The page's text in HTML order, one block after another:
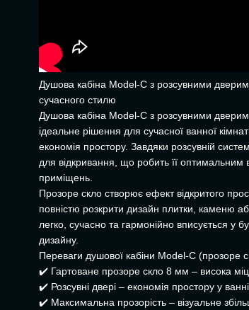
Душова кабіна Model-C з розсувними
сучасного стилю
Душова кабіна Model-C з розсувними
ідеальне рішення для сучасної ванної
економія простору. Завдяки розсувній
для відкривання, що робить її
приміщень.
Прозоре скло створює ефект відкритого
повністю розкрити дизайн плитки, каменю
легко, сучасно та гармонійно вписується у
дизайну.
Переваги душової кабіни Model-C (прозоре
✔️ Гартоване прозоре скло 8 мм – висока
✔️ Розсувні двері – економія простору у
✔️ Максимальна прозорість – візуальне